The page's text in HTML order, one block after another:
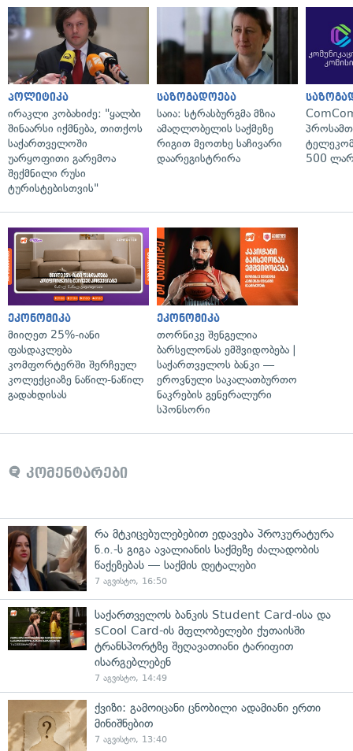
პოლიტიკა
ირაკლი კობახიძე: "ყალბი
შინაარსი იქმნება, თითქოს
საქართველოში
უარყოფითი გარემოა
შექმნილი რუსი
ტურისტებისთვის"
საზოგადოება
საია: სტრასბურგმა მზია
ამაღლობელის საქმეზე
რიგით მეოთხე საჩივარი
დაარეგისტრირა
500
ეკონომიკა
მიიღეთ 25%-იანი
ფასდაკლება
კომფორტერში შერჩეულ
კოლექციაზე ნაწილ-ნაწილ
გადახდისას
ეკონომიკა
თორნიკე შენგელია
ბარსელონას ემშვიდობება |
საქართველოს ბანკი —
ეროვნული საკალათბურთო
ნაკრების გენერალური
სპონსორი
კომენტარები
რა მტკიცებულებებით ედავება პროკურატურა
ნ.ი.-ს გიგა ავალიანის საქმეზე ძალადობის
წაქეზებას — საქმის დეტალები
7 აგვისტო, 16:50
საქართველოს ბანკის Student Card-ისა და
sCool Card-ის მფლობელები ქუთაისში
ტრანსპორტზე შეღავათიანი ტარიფით
ისარგებლებენ
7 აგვისტო, 14:49
ქვიზი: გამოიცანი ცნობილი ადამიანი ერთი
მინიშნებით
7 აგვისტო, 13:40